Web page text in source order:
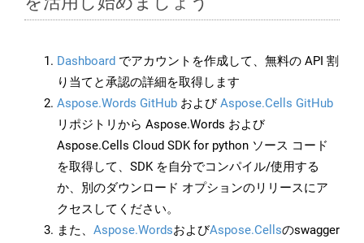
Dashboard でアカウントを作成して、無料の API 割
り当てと承認の詳細を取得します
Aspose.Words GitHub およびAspose.Cells GitHub
リポジトリから Aspose.Words および
Aspose.Cells Cloud SDK for python ソース コード
を取得して、SDK を自分でコンパイル/使用する
か、別のダウンロード オプションのリリースにア
クセスしてください。
また、 Aspose.WordsおよびAspose.Cellsのswagger